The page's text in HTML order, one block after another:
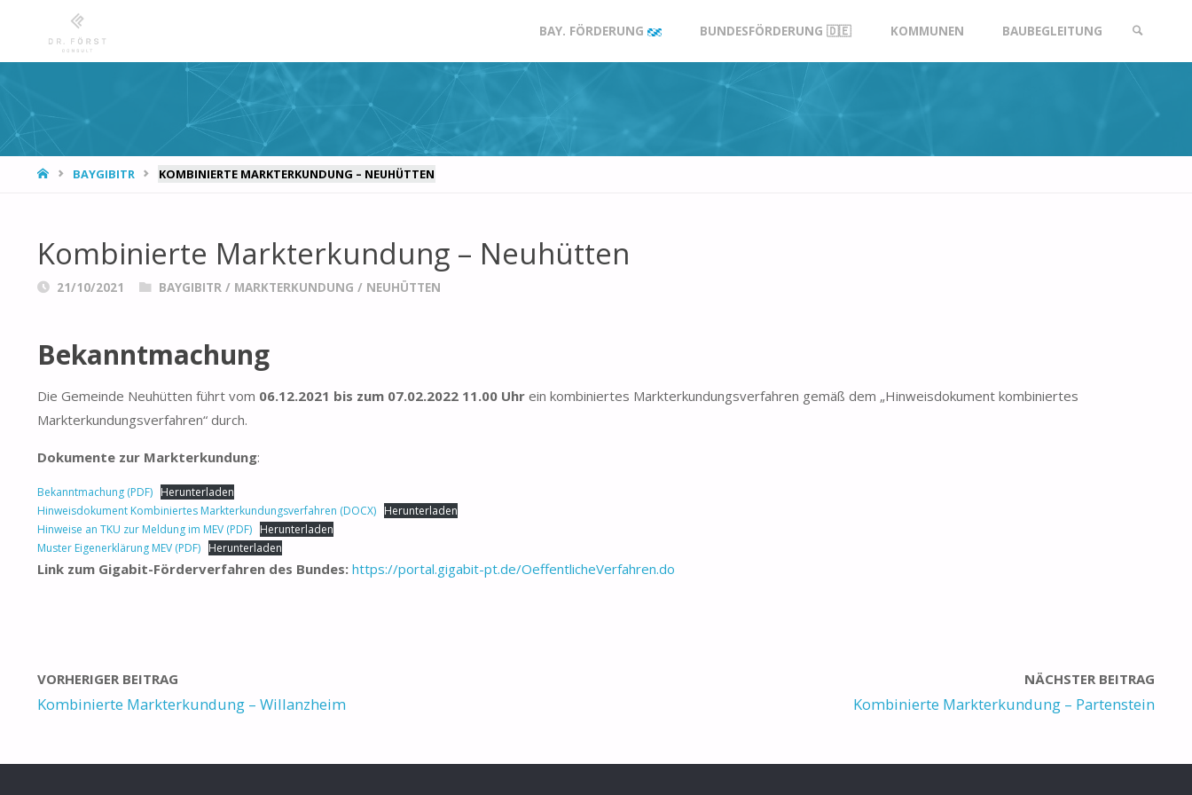
Zum
springen
BAY. FÖRDERUNG BUNDESFÖRDERUNG 🇩🇪 KOMMUNEN BAUBEGLEITUNG
STARTBAYGIBITR KOMBINIERTE MARKTERKUNDUNG – NEUHÜTTEN
Kombinierte Markterkundung – Neuhütten
21/10/2021 BAYGIBITR/ MARKTERKUNDUNG / NEUHÜTTEN
Bekanntmachung
Die Gemeinde Neuhütten führt vom 06.12.2021 bis zum 07.02.2022 11.00 Uhr ein kombiniertes Markterkundungsverfahren gemäß dem „Hinweisdokument kombiniertes
Markterkundungsverfahren“ durch.
Dokumente zur Markterkundung:
Bekanntmachung (PDF) Herunterladen
Hinweisdokument Kombiniertes Markterkundungsverfahren (DOCX) Herunterladen
Hinweise an TKU zur Meldung im MEV (PDF) Herunterladen
Muster Eigenerklärung MEV (PDF) Herunterladen
Link zum Gigabit-Förderverfahren des Bundes: https://portal.gigabit-pt.de/OeffentlicheVerfahren.do
VORHERIGER BEITRAG
Kombinierte Markterkundung – Willanzheim
NÄCHSTER BEITRAG
Kombinierte Markterkundung – Partenstein